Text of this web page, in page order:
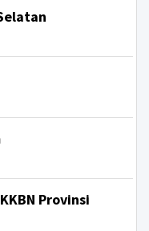
Provinsi